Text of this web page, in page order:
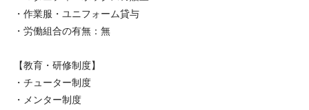
・作業服・ユニフォーム貸与
・労働組合の有無：無
【教育・研修制度】
・チューター制度
・メンター制度